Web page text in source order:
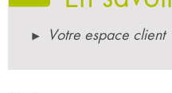
Votre espace client